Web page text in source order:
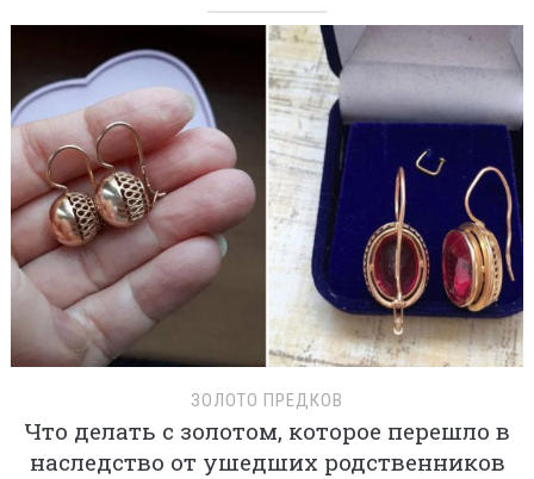
ЗОЛОТО ПРЕДКОВ
Что делать с золотом, которое перешло в
наследство от ушедших родственников